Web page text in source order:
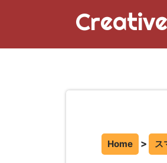
Home ス